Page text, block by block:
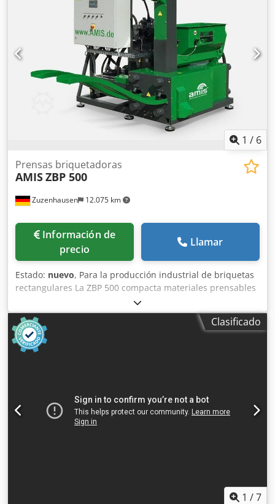
pequeñas y medianas empresas. Diversas opciones de
instalación gracias a su disponibilidad en versiones
izquierda y derecha. ¡Así que comience a briquetar ya!
1 / 6
Zuzenhausen 12.075 km
Prensas briquetadoras
AMISZBP 500
Información de
precio
Llamar
Estado: nuevo, Para la producción industrial de briquetas
rectangulares La ZBP 500 compacta materiales prensables
en briquetas de alta densidad. Las briquetas se pueden
almacenar fácilmente y, gracias a su apilabilidad,
transportar de manera eficiente. En la cámara de
prensado de la unidad hidráulica, las briquetas se forman
mediante un cilindro de presión. Así, se pueden producir
aceite Enfriador de aceite Control automático de
longitud de briqueta Control automático del nivel de
llenado de la tolva Armario de control con PLC para
Clasificado
1 /7